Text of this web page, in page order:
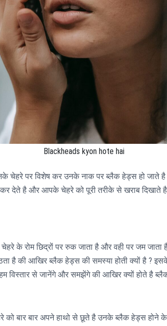
Blackheads kyon hote hai
चेहरे पर विशेष कर उनके नाक पर ब्लैक हेड्स हो जाते
देते है और आपके चेहरे को पूरी तरीके से खराब दिखाते
के रोम छिद्रों पर रुक जाता है और वही पर जम
है की आखिर ब्लैक हेड्स की समस्या होती क्यों है ?
विस्तार से जानेंगे और समझेंगे की आखिर क्यों होते है
को बार बार अपने हाथो से छूते है उनके ब्लैक हेड्स होने